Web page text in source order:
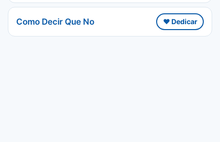
Como Decir Que No ❤️ Dedicar